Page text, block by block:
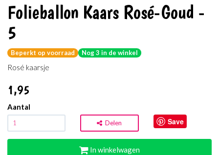
Folieballon Kaars Rosé-Goud -
5
Beperkt op voorraad Nog 3 in de winkel
Rosé kaarsje
1,95
Aantal
Delen Save
In winkelwagen